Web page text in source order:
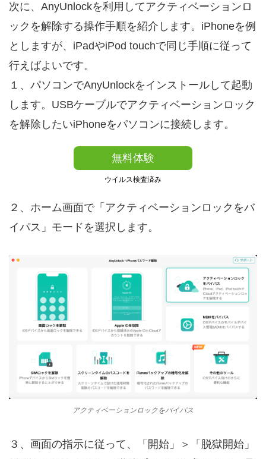
次に、AnyUnlockを利用してアクティベーションロ
ックを解除する操作手順を紹介します。iPhoneを例
としますが、iPadやiPod touchで同じ手順に従って
行えばよいです。
１、パソコンでAnyUnlockをインストールして起動
します。USBケーブルでアクティベーションロック
を解除したいiPhoneをパソコンに接続します。
無料体験
ウイルス検査済み
２、ホーム画面で「アクティベーションロックをバ
イパス」モードを選択します。
アクティベーションロックをバイパス
３、画面の指示に従って、「開始」＞「脱獄開始」